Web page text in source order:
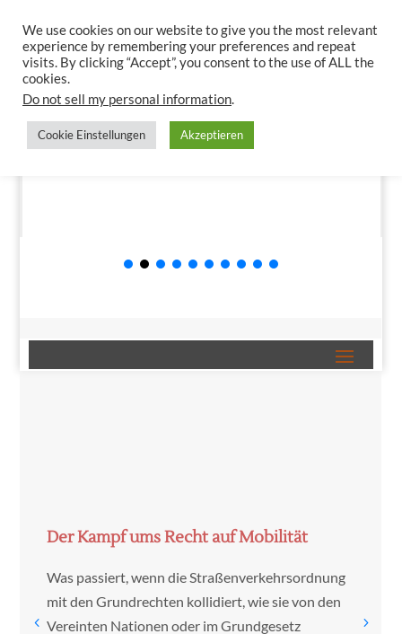
Der Kampf ums Recht auf Mobilität
Was passiert, wenn die Straßenverkehrsordnung
mit den Grundrechten kollidiert, wie sie von den
Vereinten Nationen oder im Grundgesetz
We use cookies on our website to give you the most relevant
experience by remembering your preferences and repeat
visits. By clicking “Accept”, you consent to the use of ALL the
cookies.
Do not sell my personal information.
Cookie Einstellungen Akzeptieren